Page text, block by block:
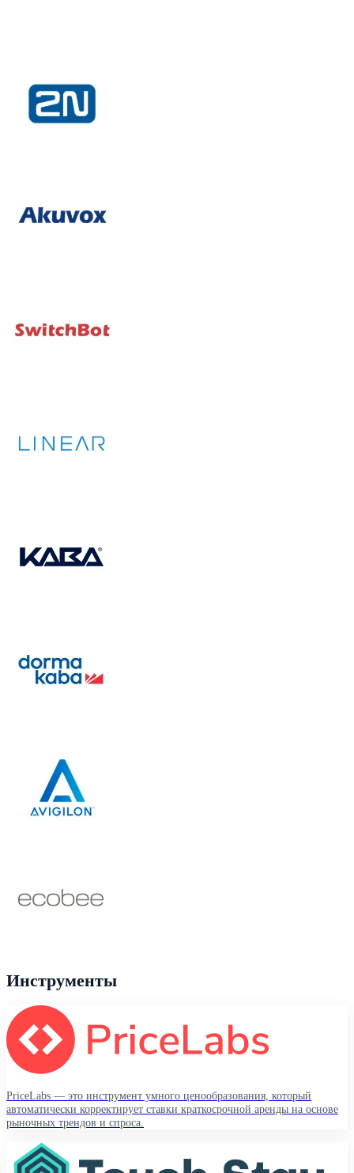
Инструменты
PriceLabs — это инструмент умного ценообразования, который
автоматически корректирует ставки краткосрочной аренды на основе
рыночных трендов и спроса.